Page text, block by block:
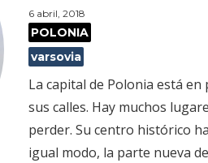
6 abril, 2018
POLONIA
varsovia
La capital de Polonia está
sus calles. Hay muchos
perder. Su centro histórico
igual modo, la parte nueva